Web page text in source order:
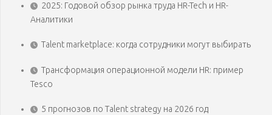
2025: Годовой обзор рынка труда HR-Tech и HR-
Аналитики
Talent marketplace: когда сотрудники могут выбирать
Трансформация операционной модели HR: пример
Tesco
5 прогнозов по Talent strategy на 2026 год